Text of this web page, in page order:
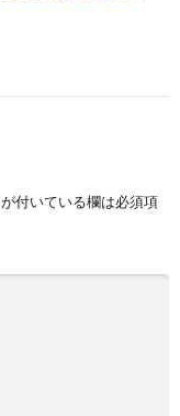
が付いている欄は必須項